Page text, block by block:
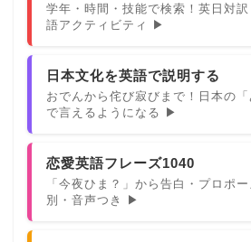
学年・時間・技能で検索！英日対
語アクティビティ ▶
日本文化を英語で説明する
おでんから侘び寂びまで！日本の
で言えるようになる ▶
恋愛英語フレーズ1040
「今夜ひま？」から告白・プロポ
別・音声つき ▶